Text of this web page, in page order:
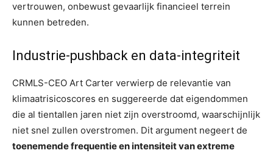
vertrouwen, onbewust gevaarlijk financieel terrein
kunnen betreden.
Industrie-pushback en data-integriteit
CRMLS-CEO Art Carter verwierp de relevantie van
klimaatrisicoscores en suggereerde dat eigendommen
die al tientallen jaren niet zijn overstroomd, waarschijnlijk
niet snel zullen overstromen. Dit argument negeert de
toenemende frequentie en intensiteit van extreme